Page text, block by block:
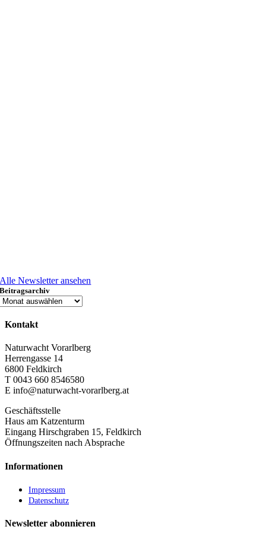
Alle Newsletter ansehen
Beitragsarchiv
Kontakt
Naturwacht Vorarlberg
Herrengasse 14
6800 Feldkirch
T 0043 660 8546580
E info@naturwacht-vorarlberg.at
Geschäftsstelle
Haus am Katzenturm
Eingang Hirschgraben 15, Feldkirch
Öffnungszeiten nach Absprache
Informationen
Impressum
Datenschutz
Newsletter abonnieren